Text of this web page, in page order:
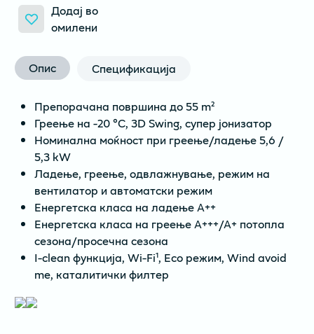
Додај во
омилени
Опис Спецификација
Препорачана површина до 55 m²
Греење на -20 °C, 3D Swing, супер јонизатор
Номинална моќност при греење/ладење 5,6 /
5,3 kW
Ладење, греење, одвлажнување, режим на
вентилатор и автоматски режим
Енергетска класа на ладење А++
Енергетска класа на греење А+++/А+ потопла
сезона/просечна сезона
I-clean функција, Wi-Fi¹, Eco режим, Wind avoid
me, каталитички филтер